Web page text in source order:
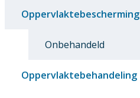
Oppervlaktebescherming
Onbehandeld
Oppervlaktebehandeling